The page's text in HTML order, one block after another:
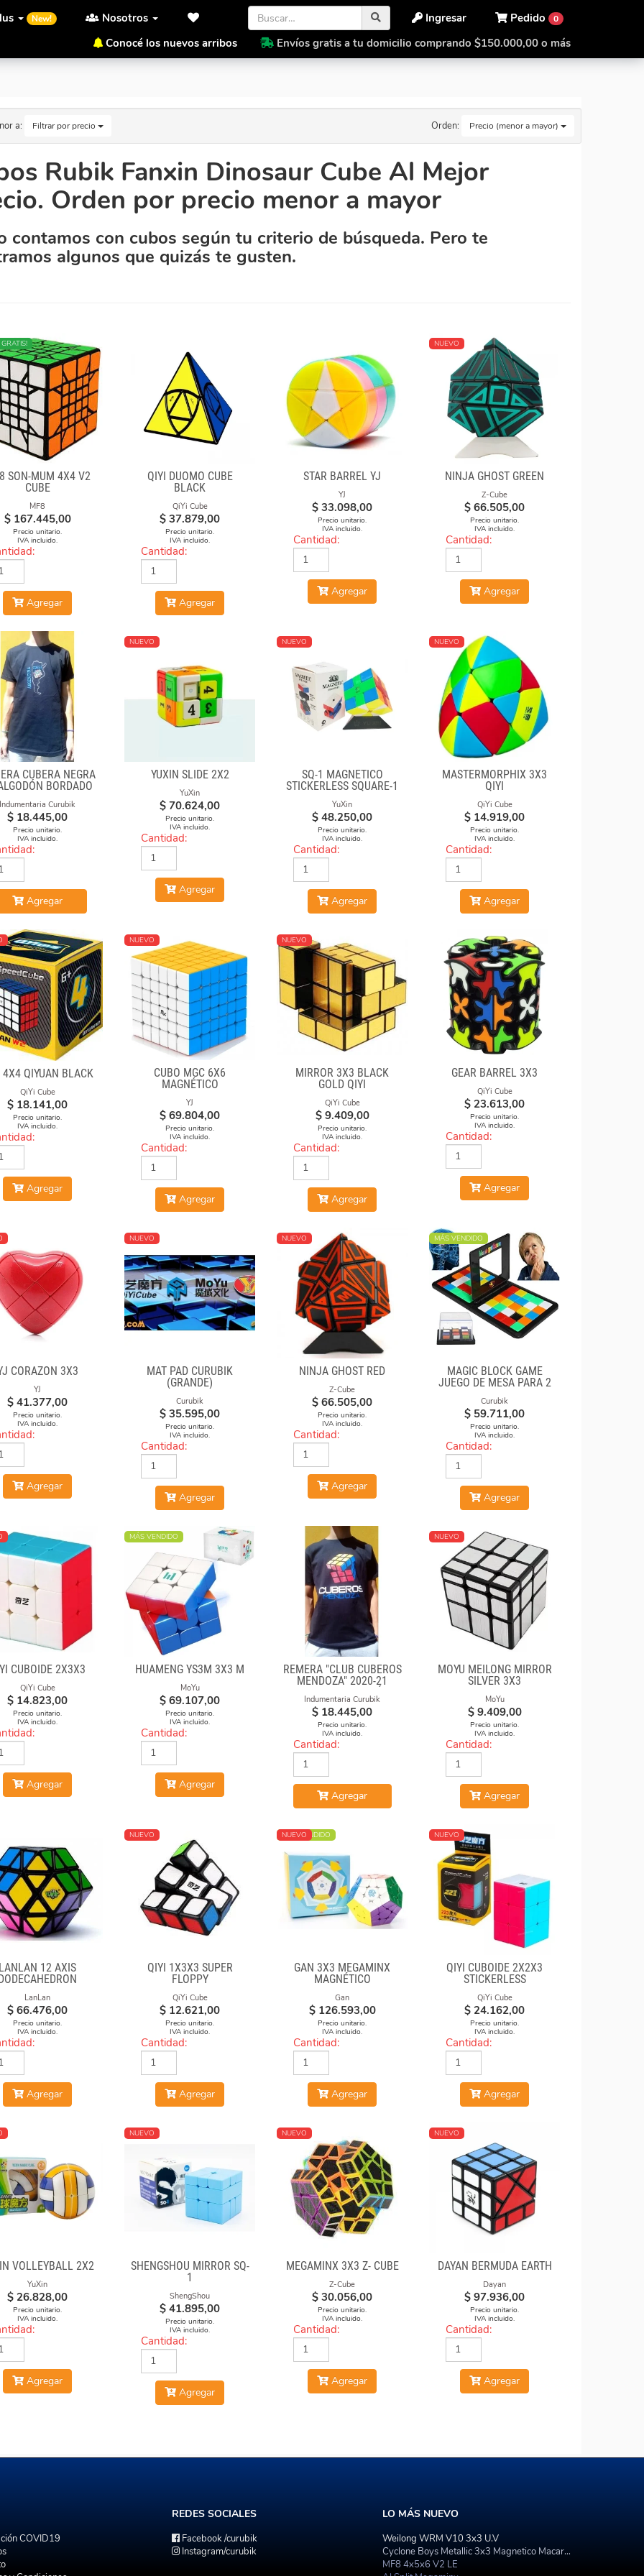
New! Nosotros Pedido 0
Ingresar
Conocé los nuevos arribos
Envíos gratis a tu domicilio comprando $150.000,00 o más
Orden por precio menor a mayor
a: Filtrar por precio Orden: Precio (menor a mayor)
Rubik Fanxin Dinosaur Cube Al Mejor
Orden por precio menor a mayor
contamos con cubos según tu criterio de búsqueda. Pero te
algunos que quizás te gusten.
SON-MUM 4X4 V2
CUBE
MF8
$ 167.445,00
Precio unitario.
IVA incluido.
Agregar
QIYI DUOMO CUBE
BLACK
QiYi Cube
$ 37.879,00
Precio unitario.
IVA incluido.
Cantidad:
Agregar
STAR BARREL YJ
YJ
$ 33.098,00
Precio unitario.
IVA incluido.
Cantidad:
Agregar
NUEVO
NINJA GHOST GREEN
Z-Cube
$ 66.505,00
Precio unitario.
IVA incluido.
Cantidad:
Agregar
CUBERA NEGRA
BORDADO
CUBEA"
Indumentaria Curubik
$ 18.445,00
Precio unitario.
IVA incluido.
Agregar
NUEVO
YUXIN SLIDE 2X2
YuXin
$ 70.624,00
Precio unitario.
IVA incluido.
Cantidad:
Agregar
NUEVO
SQ-1 MAGNÉTICO
STICKERLESS SQUARE-1
YuXin
$ 48.250,00
Precio unitario.
IVA incluido.
Cantidad:
Agregar
NUEVO
MASTERMORPHIX 3X3
QIYI
QiYi Cube
$ 14.919,00
Precio unitario.
IVA incluido.
Cantidad:
Agregar
4X4 QIYUAN BLACK
QiYi Cube
$ 18.141,00
Precio unitario.
IVA incluido.
Agregar
NUEVO
CUBO MGC 6X6
MAGNÉTICO
STICKERLESS
YJ
$ 69.804,00
Precio unitario.
IVA incluido.
Cantidad:
Agregar
NUEVO
MIRROR 3X3 BLACK
GOLD QIYI
QiYi Cube
$ 9.409,00
Precio unitario.
IVA incluido.
Cantidad:
Agregar
GEAR BARREL 3X3
QiYi Cube
$ 23.613,00
Precio unitario.
IVA incluido.
Cantidad:
Agregar
CORAZON 3X3
YJ
$ 41.377,00
Precio unitario.
IVA incluido.
Agregar
NUEVO
MAT PAD CURUBIK
(GRANDE)
Curubik
$ 35.595,00
Precio unitario.
IVA incluido.
Cantidad:
Agregar
NUEVO
NINJA GHOST RED
Z-Cube
$ 66.505,00
Precio unitario.
IVA incluido.
Cantidad:
Agregar
MÁS VENDIDO
MAGIC BLOCK GAME
JUEGO DE MESA PARA 2
Curubik
$ 59.711,00
Precio unitario.
IVA incluido.
Cantidad:
Agregar
CUBOIDE 2X3X3
QiYi Cube
$ 14.823,00
Precio unitario.
IVA incluido.
Agregar
MÁS VENDIDO
HUAMENG YS3M 3X3 M
MoYu
$ 69.107,00
Precio unitario.
IVA incluido.
Cantidad:
Agregar
REMERA "CLUB CUBEROS
MENDOZA" 2020-21
NEGRA DE ALGODÓN
ESTAMPADA
Indumentaria Curubik
$ 18.445,00
Precio unitario.
IVA incluido.
Cantidad:
Agregar
NUEVO
MOYU MEILONG MIRROR
SILVER 3X3
MoYu
$ 9.409,00
Precio unitario.
IVA incluido.
Cantidad:
Agregar
12 AXIS
DIAMOND CUBE
LanLan
$ 66.476,00
Precio unitario.
IVA incluido.
Agregar
NUEVO
QIYI 1X3X3 SUPER
FLOPPY
QiYi Cube
$ 12.621,00
Precio unitario.
IVA incluido.
Cantidad:
Agregar
MÁS VENDIDO
NUEVO
GAN 3X3 MEGAMINX
MAGNÉTICO
Gan
$ 126.593,00
Precio unitario.
IVA incluido.
Cantidad:
Agregar
NUEVO
QIYI CUBOIDE 2X2X3
STICKERLESS
QiYi Cube
$ 24.162,00
Precio unitario.
IVA incluido.
Cantidad:
Agregar
VOLLEYBALL 2X2
YuXin
$ 26.828,00
Precio unitario.
IVA incluido.
Agregar
NUEVO
SHENGSHOU MIRROR SQ-
1
ShengShou
$ 41.895,00
Precio unitario.
IVA incluido.
Cantidad:
Agregar
NUEVO
MEGAMINX 3X3 Z- CUBE
Z-Cube
$ 30.056,00
Precio unitario.
IVA incluido.
Cantidad:
Agregar
NUEVO
DAYAN BERMUDA EARTH
Dayan
$ 97.936,00
Precio unitario.
IVA incluido.
Cantidad:
Agregar
COVID19
REDES SOCIALES
Facebook/curubik
Instagram/curubik
LO MÁS NUEVO
Weilong WRM V10 3x3 U.V
Cyclone Boys Metallic 3x3 Magnetico Macaron
MF8 4x5x6 V2 LE